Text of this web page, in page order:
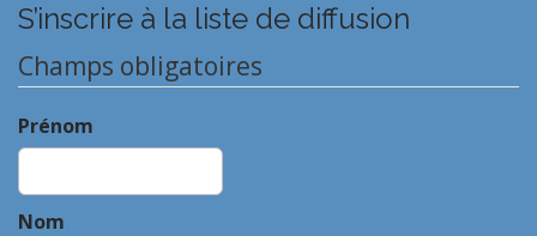
S’inscrire à la liste de diffusion
Champs obligatoires
Prénom
Nom